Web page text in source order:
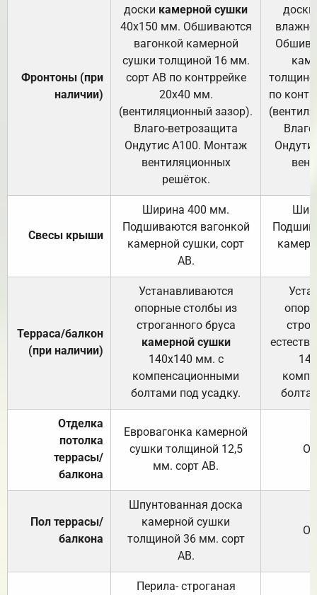
Фронтоны (при
наличии)
доски камерной сушки
40х150 мм. Обшиваются
вагонкой камерной
сушки толщиной 16 мм.
сорт АВ по контррейке
20х40 мм.
(вентиляционный зазор).
Влаго-ветрозащита
Ондутис А100. Монтаж
вентиляционных
решёток.
доски
по
Свесы крыши
Ширина 400 мм.
Подшиваются вагонкой
камерной сушки, сорт
АВ.
Терраса/балкон
(при наличии)
Устанавливаются
опорные столбы из
строганного бруса
камерной сушки
140х140 мм. с
компенсационными
болтами под усадку.
Отделка
потолка
террасы/
балкона
Евровагонка камерной
сушки толщиной 12,5
мм. сорт АВ.
Пол террасы/
балкона
Шпунтованная доска
камерной сушки
толщиной 36 мм. сорт
АВ.
Перила- строганая